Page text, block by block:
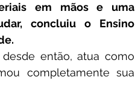
em mãos e uma
concluiu o Ensino
completamente sua